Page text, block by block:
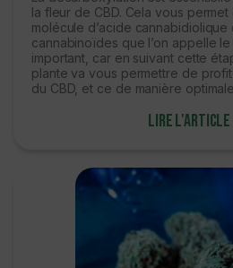
la fleur de CBD. Cela vous
molécule d’acide cannabidiolique
cannabinoïdes que l’on appelle le
important, car en suivant cette
plante va vous permettre de
du CBD, et ce de manière
Lire l'article